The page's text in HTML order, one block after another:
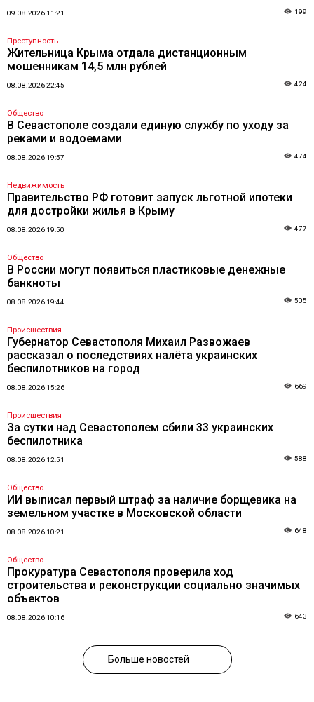
09.08.2026 11:21 199
Преступность
Жительница Крыма отдала дистанционным
мошенникам 14,5 млн рублей
08.08.2026 22:45 424
Общество
В Севастополе создали единую службу по уходу за
реками и водоемами
08.08.2026 19:57 474
Недвижимость
Правительство РФ готовит запуск льготной ипотеки
для достройки жилья в Крыму
08.08.2026 19:50 477
Общество
В России могут появиться пластиковые денежные
банкноты
08.08.2026 19:44 505
Происшествия
Губернатор Севастополя Михаил Развожаев
рассказал о последствиях налёта украинских
беспилотников на город
08.08.2026 15:26 669
Происшествия
За сутки над Севастополем сбили 33 украинских
беспилотника
08.08.2026 12:51 588
Общество
ИИ выписал первый штраф за наличие борщевика на
земельном участке в Московской области
08.08.2026 10:21 648
Общество
Прокуратура Севастополя проверила ход
строительства и реконструкции социально значимых
объектов
08.08.2026 10:16 643
Больше новостей